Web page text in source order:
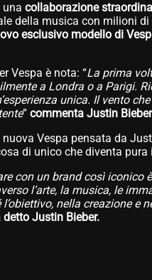
collaborazione
della musica con milioni
esclusivo modello di
Vespa è nota: “La prima
a Londra o a Parigi.
unica. Il vento
” commenta Justin Bieber
Vespa pensata da
di unico che diventa pura
con un brand così iconico
l’arte, la musica, le
nella creazione e
detto Justin Bieber.